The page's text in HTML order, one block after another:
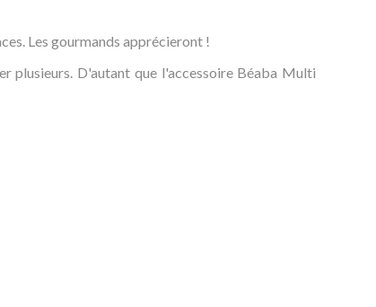
Les gourmands apprécieront !
plusieurs. D'autant que l'accessoire Béaba Multi